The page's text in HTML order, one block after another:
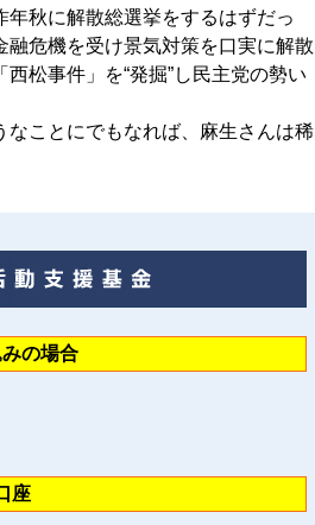
秋に解散総選挙をするはずだっ
危機を受け景気対策を口実に解散
松事件」を“発掘”し民主党の勢い
ことにでもなれば、麻生さんは稀
の場合
座